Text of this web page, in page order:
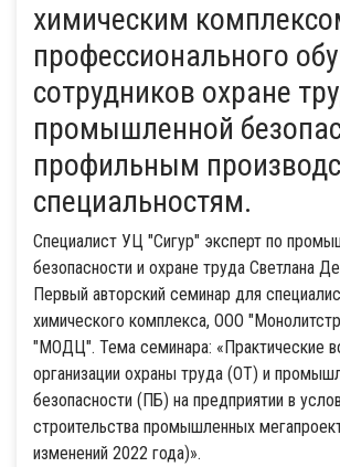
химическим
профессионального
сотрудников охране
промышленной
профильным
специальностям.
Специалист УЦ "Сигур" эксперт по
безопасности и охране труда Светлана
Первый авторский семинар для
химического комплекса, ООО
"МОДЦ". Тема семинара: «Практические
организации охраны труда (ОТ) и
безопасности (ПБ) на предприятии в
строительства промышленных
изменений 2022 года)».